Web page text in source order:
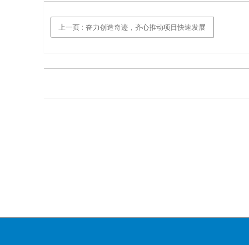
上一页 : 奋力创造奇迹，齐心推动项目快速发展